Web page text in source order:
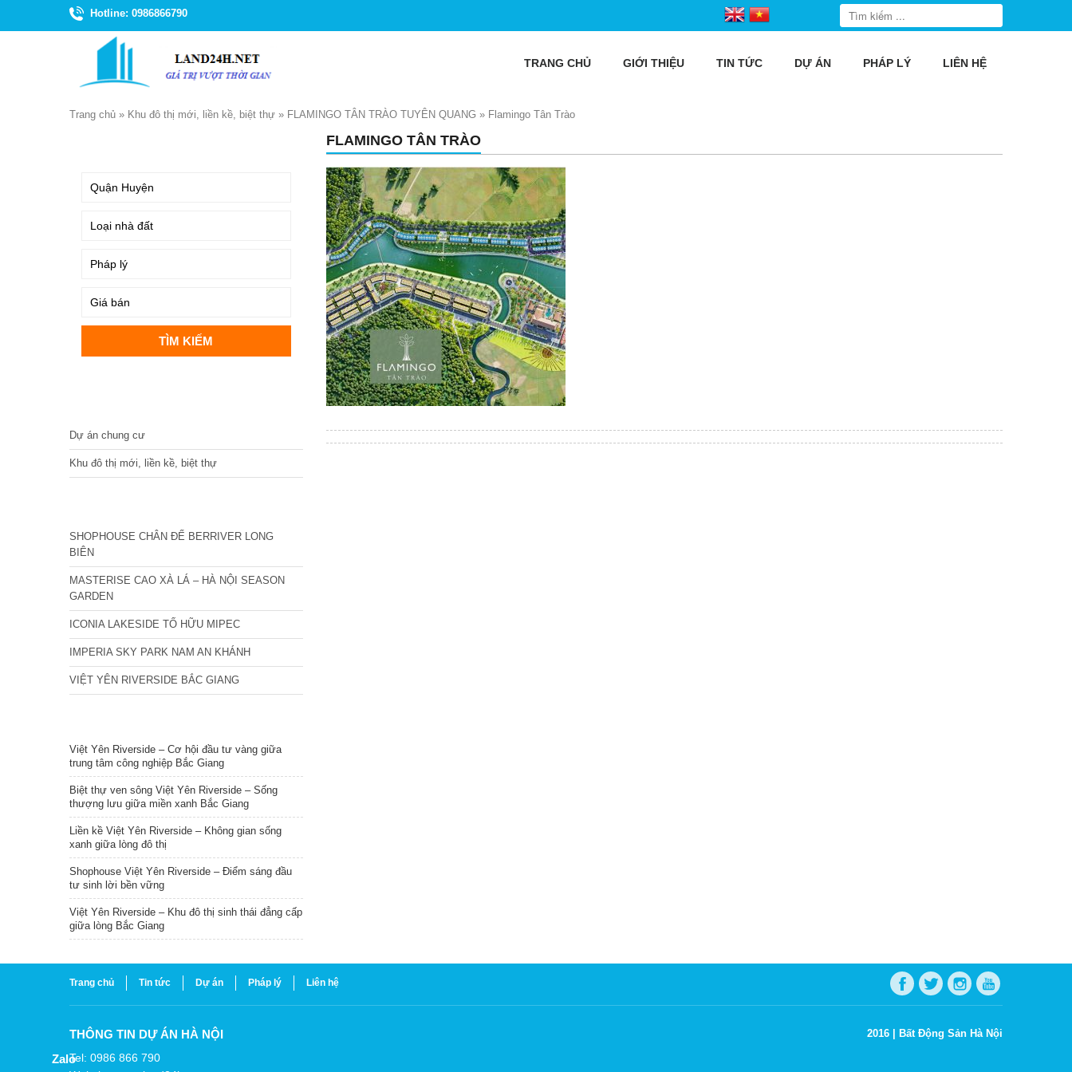
Hotline: 0986866790
TRANG CHỦ GIỚI THIỆU TIN TỨC DỰ ÁN PHÁP LÝ LIÊN HỆ
Trang chủ » Khu đô thị mới, liền kề, biệt thự » FLAMINGO TÂN TRÀO TUYÊN QUANG » Flamingo Tân Trào
FLAMINGO TÂN TRÀO
Dự án chung cư
Khu đô thị mới, liền kề, biệt thự
SHOPHOUSE CHÂN ĐẾ BERRIVER LONG
BIÊN
MASTERISE CAO XÀ LÁ – HÀ NỘI SEASON
GARDEN
ICONIA LAKESIDE TỐ HỮU MIPEC
IMPERIA SKY PARK NAM AN KHÁNH
VIỆT YÊN RIVERSIDE BẮC GIANG
Việt Yên Riverside – Cơ hội đầu tư vàng giữa
trung tâm công nghiệp Bắc Giang
Biệt thự ven sông Việt Yên Riverside – Sống
thượng lưu giữa miền xanh Bắc Giang
Liền kề Việt Yên Riverside – Không gian sống
xanh giữa lòng đô thị
Shophouse Việt Yên Riverside – Điểm sáng đầu
tư sinh lời bền vững
Việt Yên Riverside – Khu đô thị sinh thái đẳng cấp
giữa lòng Bắc Giang
Trang chủ Tin tức Dự án Pháp lý Liên hệ
THÔNG TIN DỰ ÁN HÀ NỘI
Tel: 0986 866 790
2016 | Bất Động Sản Hà Nội
Zalo